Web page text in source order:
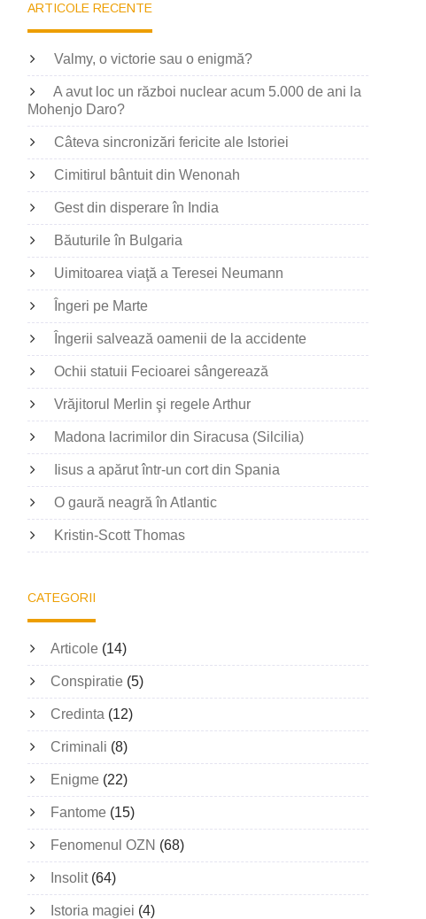
ARTICOLE RECENTE
Valmy, o victorie sau o enigmă?
A avut loc un război nuclear acum 5.000 de ani la
Mohenjo Daro?
Câteva sincronizări fericite ale Istoriei
Cimitirul bântuit din Wenonah
Gest din disperare în India
Băuturile în Bulgaria
Uimitoarea viaţă a Teresei Neumann
Îngeri pe Marte
Îngerii salvează oamenii de la accidente
Ochii statuii Fecioarei sângerează
Vrăjitorul Merlin şi regele Arthur
Madona lacrimilor din Siracusa (Silcilia)
Iisus a apărut într-un cort din Spania
O gaură neagră în Atlantic
Kristin-Scott Thomas
CATEGORII
Articole (14)
Conspiratie (5)
Credinta (12)
Criminali (8)
Enigme (22)
Fantome (15)
Fenomenul OZN (68)
Insolit(64)
Istoria magiei (4)